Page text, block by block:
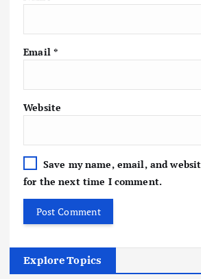
Email *
Website
Save my name, email, and
for the next time I comment.
Explore Topics